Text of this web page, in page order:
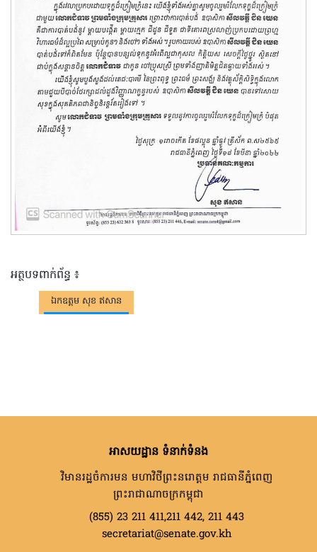
អត្ថបទពាក់ព័ន្ធ ៖
ឯកឧត្តម​ សុខ ឥសាន
អាសយដ្ឋាន ទំនាក់ទំនង
វិមានរដ្ឋចំការមន មហាវិថីព្រះនរោត្តម រាជធានីភ្នំពេញ
ព្រះរាជាណាចក្រកម្ពុជា
(855) 23 211 411,211 442, 211 443
secretariat@senate.gov.kh